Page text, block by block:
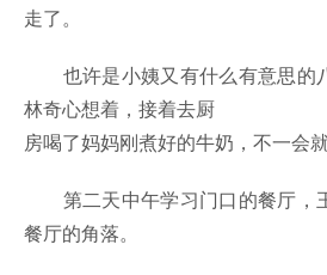
走了。
也许是小姨又有什么有意思的八
林奇心想着，接着去厨
房喝了妈妈刚煮好的牛奶，不一会
第二天中午学习门口的餐厅，
餐厅的角落。